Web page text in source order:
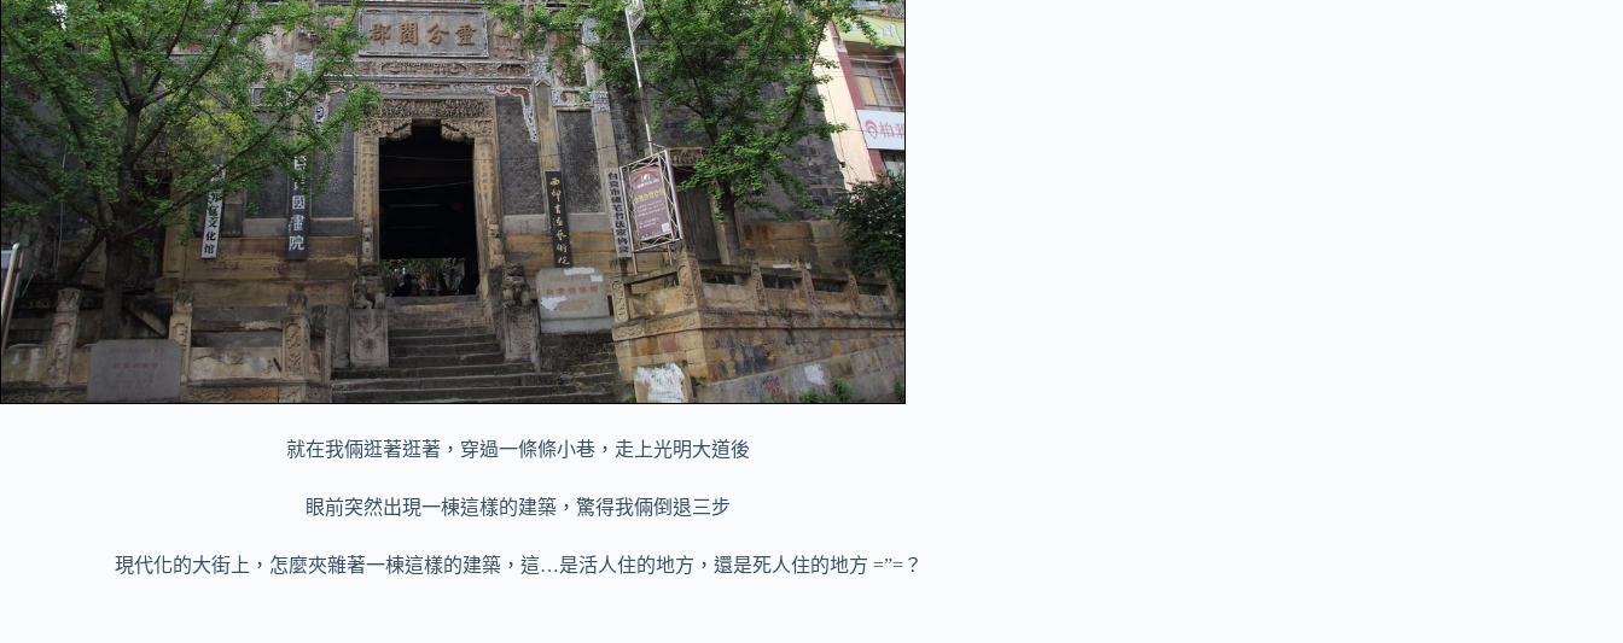
就在我倆逛著逛著，穿過一條條小巷，走上光明大道後
眼前突然出現一棟這樣的建築，驚得我倆倒退三步
現代化的大街上，怎麼夾雜著一棟這樣的建築，這…是活人住的地方，還是死人住的地方 =”=？